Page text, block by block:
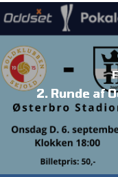
2. Runde af